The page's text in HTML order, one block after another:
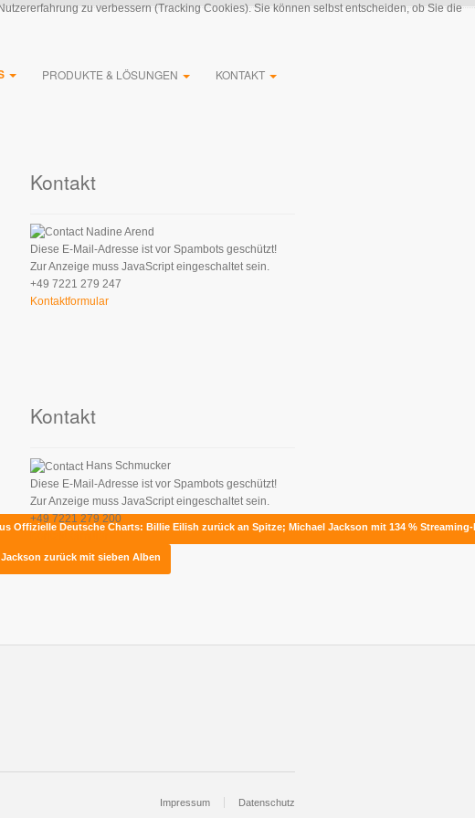
PRODUKTE & LÖSUNGEN KONTAKT
Offizielle Deutsche Charts: Billie Eilish zurück an Spitze; Michael Jackson mit 134 % Streaming-
zurück mit sieben Alben
Kontakt
Nadine Arend
Diese E-Mail-Adresse ist vor Spambots geschützt!
Zur Anzeige muss JavaScript eingeschaltet sein.
+49 7221 279 247
Kontaktformular
Kontakt
Hans Schmucker
Diese E-Mail-Adresse ist vor Spambots geschützt!
Zur Anzeige muss JavaScript eingeschaltet sein.
+49 7221 279 200
Impressum Datenschutz
zu verbessern (Tracking Cookies). Sie können selbst entscheiden, ob Sie die